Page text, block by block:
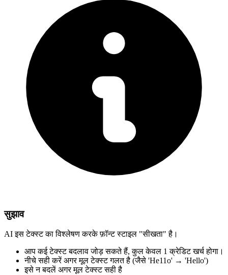
सुझाव
AI इस टेक्स्ट का विश्लेषण करके फ़ॉन्ट स्टाइल "सीखता" है।
आप कई टेक्स्ट बदलाव जोड़ सकते हैं, कुल केवल 1 क्रेडिट खर्च होगा।
नीचे सही करें अगर मूल टेक्स्ट गलत है (जैसे 'He11o' → 'Hello')
इसे न बदलें अगर मूल टेक्स्ट सही है